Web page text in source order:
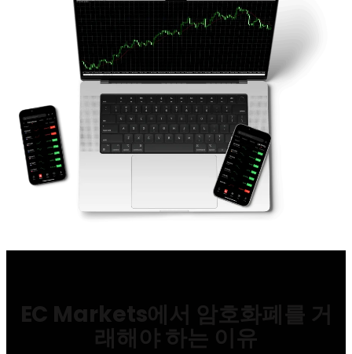
EC Markets에서 암호화폐를 거
래해야 하는 이유